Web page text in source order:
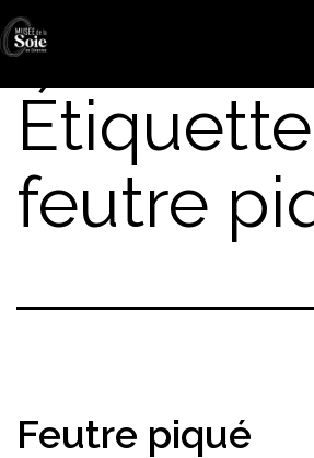
Aller
au
Musée
de
Soie
feutre
Feutre piqué